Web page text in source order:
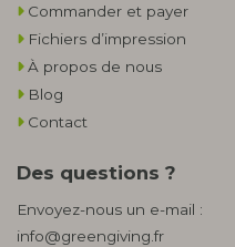
Commander et payer
Fichiers d’impression
À propos de nous
Blog
Contact
Des questions ?
Envoyez-nous un e-mail :
info@greengiving.fr